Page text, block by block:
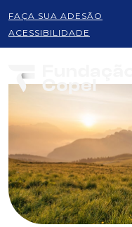
FAÇA SUA ADESÃO
ACESSIBILIDADE